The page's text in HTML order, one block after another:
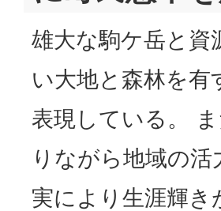
雄大な駒ケ岳と資
い大地と森林を
表現している。
りながら地域の
実により生涯輝